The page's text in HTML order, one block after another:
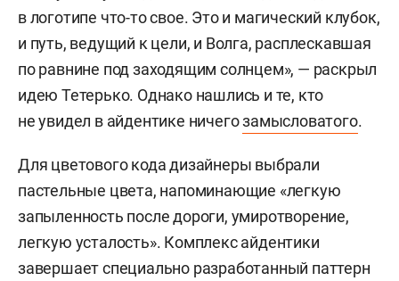
в логотипе что-то свое. Это и магический клубок,
и путь, ведущий к цели, и Волга, расплескавшая
по равнине под заходящим солнцем», — раскрыл
идею Тетерько. Однако нашлись и те, кто
не увидел в айдентике ничегозамысловатого.
Для цветового кода дизайнеры выбрали
пастельные цвета, напоминающие «легкую
запыленность после дороги, умиротворение,
легкую усталость». Комплекс айдентики
завершает специально разработанный паттерн